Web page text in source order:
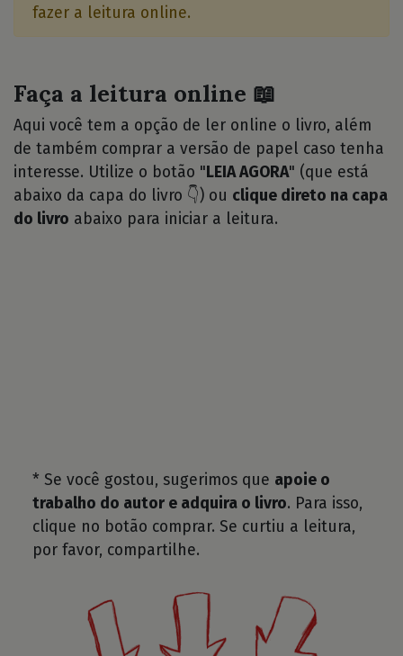
fazer a leitura online.
Faça a leitura online 📖
Aqui você tem a opção de ler online o livro, além
de também comprar a versão de papel caso tenha
interesse. Utilize o botão " LEIA AGORA" (que está
abaixo da capa do livro 👇) ou clique direto na capa
do livro abaixo para iniciar a leitura.
* Se você gostou, sugerimos que apoie o
trabalho do autor e adquira o livro. Para isso,
clique no botão comprar. Se curtiu a leitura,
por favor, compartilhe.